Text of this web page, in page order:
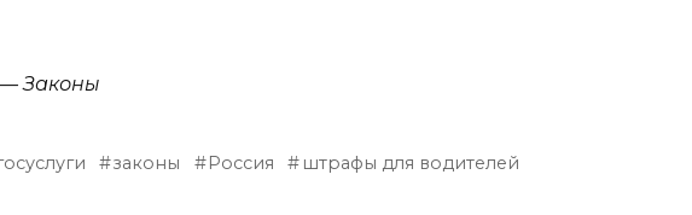
Законы
законы Россия штрафы для водителей